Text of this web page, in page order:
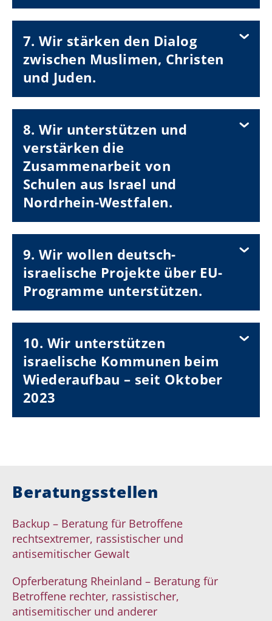
7. Wir stärken den Dialog
zwischen Muslimen, Christen
und Juden.
8. Wir unterstützen und
verstärken die
Zusammenarbeit von
Schulen aus Israel und
Nordrhein-Westfalen.
9. Wir wollen deutsch-
israelische Projekte über EU-
Programme unterstützen.
10. Wir unterstützen
israelische Kommunen beim
Wiederaufbau – seit Oktober
2023
Beratungsstellen
Backup – Beratung für Betroffene
rechtsextremer, rassistischer und
antisemitischer Gewalt
Opferberatung Rheinland – Beratung für
Betroffene rechter, rassistischer,
antisemitischer und anderer